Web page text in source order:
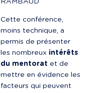
RAMBAUD
Cette conférence,
moins technique, a
permis de présenter
les nombreux intérêts
du mentorat et de
mettre en évidence les
facteurs qui peuvent